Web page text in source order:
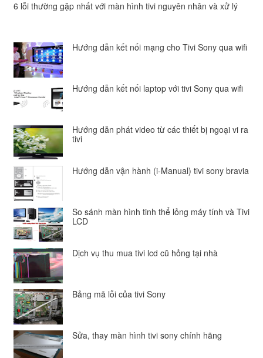
6 lỗi thường gặp nhất với màn hình tivi nguyên nhân và xử lý
Hướng dẫn kết nối mạng cho Tivi Sony qua wifi
Hướng dẫn kết nối laptop với tivi Sony qua wifi
Hướng dẫn phát video từ các thiết bị ngoại vi ra
tivi
Hướng dẫn vận hành (i-Manual) tivi sony bravia
So sánh màn hình tinh thể lỏng máy tính và Tivi
LCD
Dịch vụ thu mua tivi lcd cũ hỏng tại nhà
Bảng mã lỗi của tivi Sony
Sửa, thay màn hình tivi sony chính hãng